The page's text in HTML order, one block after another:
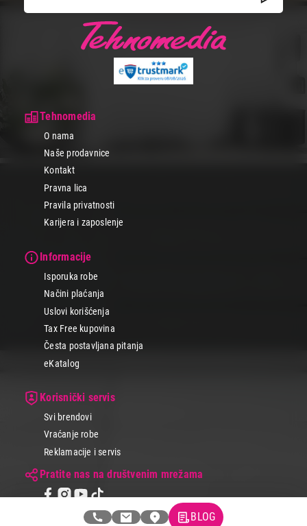
Tehnomedia
O nama
Naše prodavnice
Kontakt
Pravna lica
Pravila privatnosti
Karijera i zaposlenje
Informacije
Isporuka robe
Načini plaćanja
Uslovi korišćenja
Tax Free kupovina
Česta postavljana pitanja
eKatalog
Korisnički servis
Svi brendovi
Vraćanje robe
Reklamacije i servis
Pratite nas na društvenim mrežama
BLOG